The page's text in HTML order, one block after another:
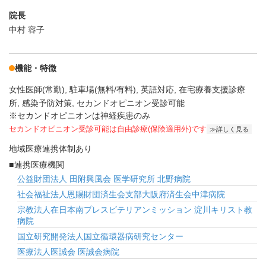
院長
中村 容子
機能・特徴
女性医師(常勤) 駐車場(無料/有料) 英語対応 在宅療養支援診療
所 感染予防対策 セカンドオピニオン受診可能
※セカンドオピニオンは神経疾患のみ
セカンドオピニオン受診可能は自由診療(保険適用外)です 詳しく見る
地域医療連携体制あり
連携医療機関
公益財団法人 田附興風会 医学研究所 北野病院
社会福祉法人恩賜財団済生会支部大阪府済生会中津病院
宗教法人在日本南プレスビテリアンミッション 淀川キリスト教
病院
国立研究開発法人国立循環器病研究センター
医療法人医誠会 医誠会病院